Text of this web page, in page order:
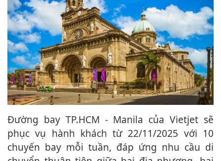
Đường bay TP.HCM - Manila của Vietjet sẽ
phục vụ hành khách từ 22/11/2025 với 10
chuyến bay mỗi tuần, đáp ứng nhu cầu di